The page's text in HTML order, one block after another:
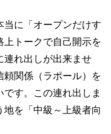
当に「オープンだけす
上トークで自己開示を
連れ出しが出来ませ
頼関係（ラポール）を
す。この連れ出しま
を「中級～上級者向